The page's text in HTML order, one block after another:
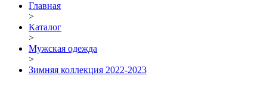
Главная
>
Каталог
>
Мужская одежда
>
Зимняя коллекция 2022-2023